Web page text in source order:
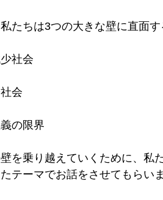
たちは3つの大きな壁に直面す
社会
会
の限界
を乗り越えていくために、私
テーマでお話をさせてもらいま